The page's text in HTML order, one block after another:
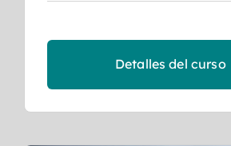
Detalles del curso